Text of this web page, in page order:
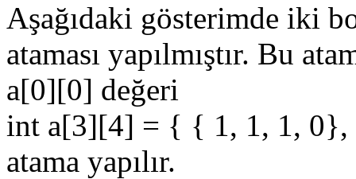
Aşağıdaki gösterimde iki
ataması yapılmıştır. Bu
a[0][0] değeri
int a[3][4] = { { 1, 1, 1, 0},
atama yapılır.